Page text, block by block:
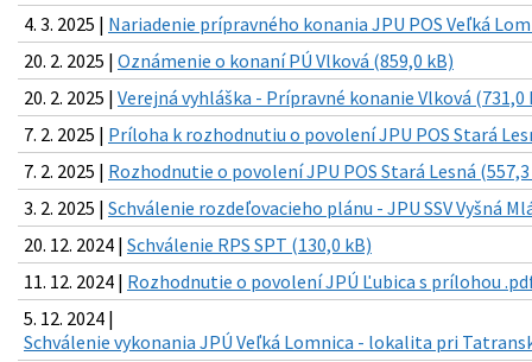
4. 3. 2025 | Nariadenie prípravného konania JPU POS Veľká
20. 2. 2025 | Oznámenie o konaní PÚ Vlková (859,0 kB)
20. 2. 2025 | Verejná vyhláška - Prípravné konanie Vlková (731,0
7. 2. 2025 | Príloha k rozhodnutiu o povolení JPU POS Stará
7. 2. 2025 | Rozhodnutie o povolení JPU POS Stará Lesná
3. 2. 2025 | Schválenie rozdeľovacieho plánu - JPU SSV Vyšná
20. 12. 2024 | Schválenie RPS SPT (130,0 kB)
11. 12. 2024 | Rozhodnutie o povolení JPÚ Ľubica s prílohou
5. 12. 2024 |
Schválenie vykonania JPÚ Veľká Lomnica - lokalita pri